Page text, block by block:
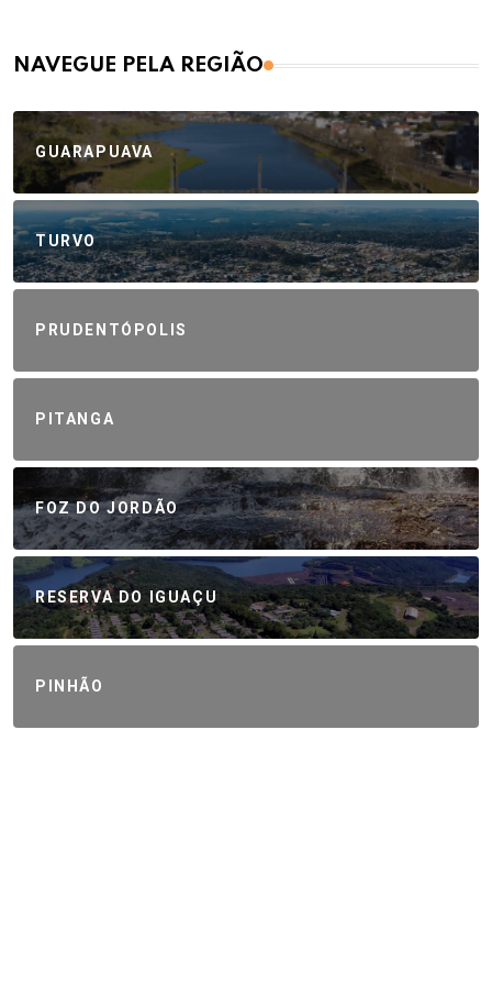
NAVEGUE PELA REGIÃO
GUARAPUAVA
TURVO
PRUDENTÓPOLIS
PITANGA
FOZ DO JORDÃO
RESERVA DO IGUAÇU
PINHÃO